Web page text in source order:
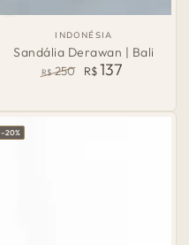
País
de
Origem:
INDONÉSIA
Sandália Derawan | Bali
R$ 250 R$ 137
–20%